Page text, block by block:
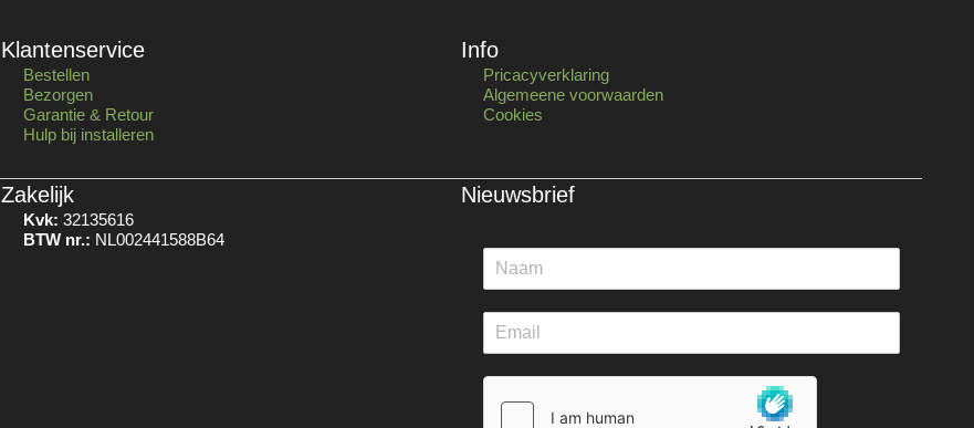
Klantenservice
Bestellen
Bezorgen
Garantie & Retour
Hulp bij installeren
Info
Pricacyverklaring
Algemeene voorwaarden
Cookies
Zakelijk
Kvk: 32135616
BTW nr.: NL002441588B64
Nieuwsbrief